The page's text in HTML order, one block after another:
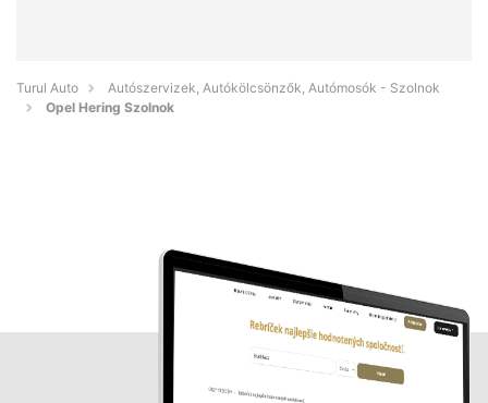
Turul Auto
Autószervizek, Autókölcsönzők, Autómosók - Szolnok
Opel Hering Szolnok